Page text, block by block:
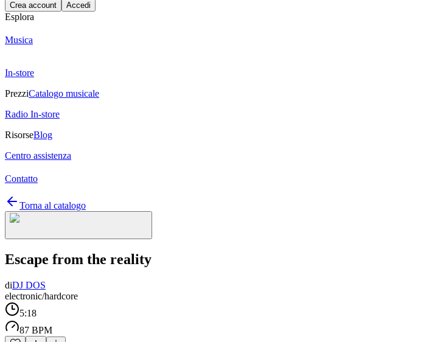
Crea account Accedi
Esplora
Musica
In-store
PrezziCatalogo musicale
Radio In-store
RisorseBlog
Centro assistenza
Contatto
Torna al catalogo
Escape from the reality
diDJ DOS
electronic/hardcore
5:18
87 BPM